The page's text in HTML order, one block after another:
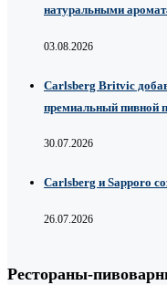
натуральными
03.08.2026
Carlsberg Britvic
премиальный пивной
30.07.2026
Carlsberg и Sapporo
26.07.2026
Рестораны-